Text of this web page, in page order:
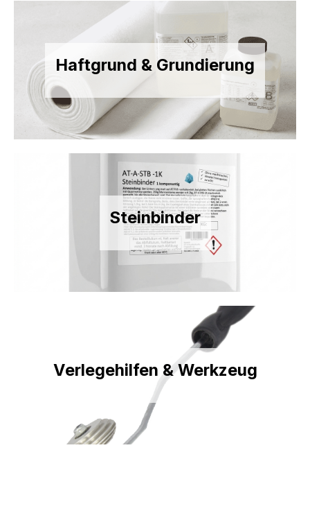
Haftgrund & Grundierung
Steinbinder
Verlegehilfen & Werkzeug